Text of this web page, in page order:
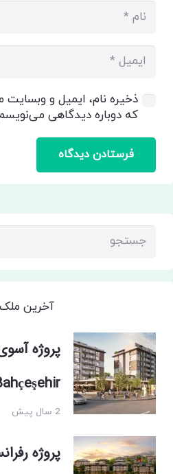
ذخیره نام، ایمیل و وبسایت
که دوباره دیدگاهی
فرستادن دیدگاه
آخرین
2 سال پیش
پروژه